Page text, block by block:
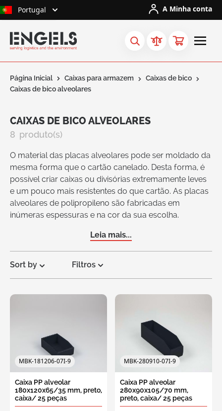
Ir para o Conteúdo
Portugal A Minha conta
Página Inicial Caixas para armazem
Caixas de bico
Caixas de bico alveolares
CAIXAS DE BICO ALVEOLARES
8 produto(s)
O material das placas alveolares pode ser moldado da
mesma forma que o cartão canelado. Desta forma, é
possível criar caixas ou divisórias extremamente leves
e um pouco mais resistentes do que cartão. As placas
alveolares de polipropileno são fabricadas em
inúmeras espessuras e na cor da sua escolha.
Leia mais...
Sort by Filtros
MBK-181206-07I-9
Caixa PP alveolar
180x120x65/35 mm, preto,
caixa/ 25 peças
MBK-280910-07I-9
Caixa PP alveolar
280x90x105/70 mm,
preto, caixa/ 25 peças